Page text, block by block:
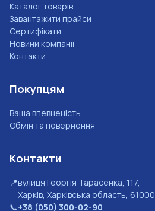
Каталог товарів
Завантажити прайси
Сертифікати
Новини компанії
Контакти
Покупцям
Ваша впевненість
Обмін та повернення
Контакти
📍вулиця Георгія Тарасенка, 117,
Харків, Харківська область, 61000
📞+38 (050) 300-02-90